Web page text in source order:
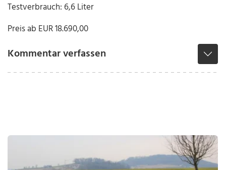
Testverbrauch: 6,6 Liter
Preis ab EUR 18.690,00
Kommentar verfassen